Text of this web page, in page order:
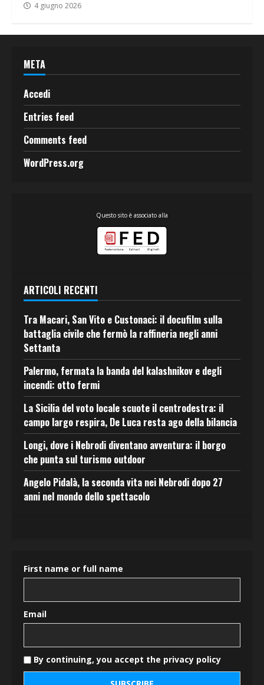
4 giugno 2026
META
Accedi
Entries feed
Comments feed
WordPress.org
Questo sito è associato alla
ARTICOLI RECENTI
Tra Macari, San Vito e Custonaci: il docufilm sulla
battaglia civile che fermò la raffineria negli anni
Settanta
Palermo, fermata la banda del kalashnikov e degli
incendi: otto fermi
La Sicilia del voto locale scuote il centrodestra: il
campo largo respira, De Luca resta ago della bilancia
Longi, dove i Nebrodi diventano avventura: il borgo
che punta sul turismo outdoor
Angelo Pidalà, la seconda vita nei Nebrodi dopo 27
anni nel mondo dello spettacolo
First name or full name
Email
By continuing, you accept the privacy policy